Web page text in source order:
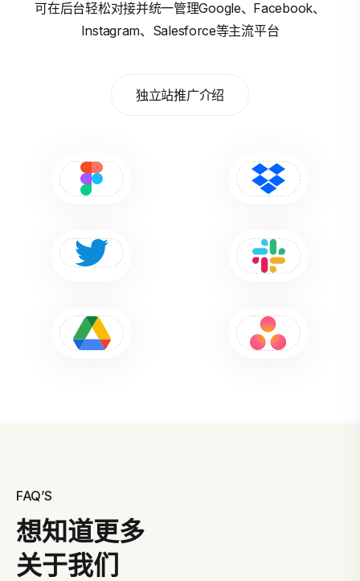
可在后台轻松对接并统一管理Google、Facebook、
Instagram、Salesforce等主流平台
独立站推广介绍
FAQ’S
想知道更多
关于我们